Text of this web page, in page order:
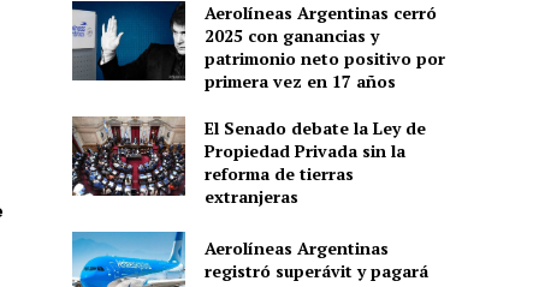
Aerolíneas Argentinas cerró
2025 con ganancias y
patrimonio neto positivo por
primera vez en 17 años
El Senado debate la Ley de
Propiedad Privada sin la
reforma de tierras
extranjeras
Aerolíneas Argentinas
registró superávit y pagará